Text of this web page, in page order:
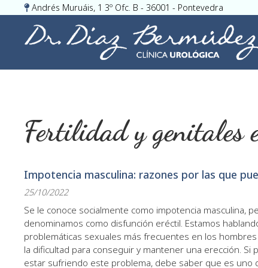
Andrés Muruáis, 1 3º Ofc. B - 36001 - Pontevedra
Fertilidad y genitales
Impotencia masculina: razones por las que
25/10/2022
Se le conoce socialmente como impotencia masculina,
denominamos como disfunción eréctil. Estamos
problemáticas sexuales más frecuentes en los
la dificultad para conseguir y mantener una erección. Si
estar sufriendo este problema, debe saber que es uno